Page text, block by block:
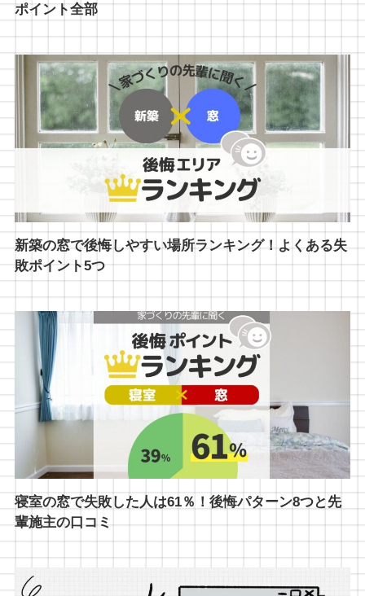
ポイント全部
新築の窓で後悔しやすい場所ランキング！よくある失
敗ポイント5つ
寝室の窓で失敗した人は61％！後悔パターン8つと先
輩施主の口コミ